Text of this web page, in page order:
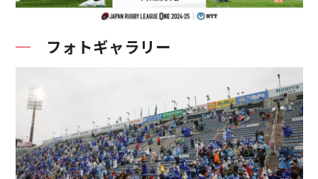
フォトギャラリー